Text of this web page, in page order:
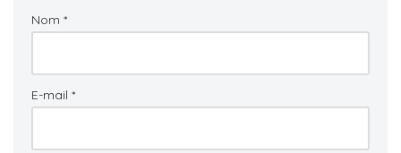
Nom *
E-mail *